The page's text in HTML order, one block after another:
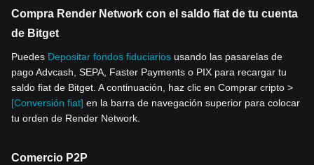
Compra Render Network con el saldo fiat de tu cuenta
de Bitget
Puedes Depositar fondos fiduciarios usando las pasarelas de
pago Advcash, SEPA, Faster Payments o PIX para recargar tu
saldo fiat de Bitget. A continuación, haz clic en Comprar cripto >
[Conversión fiat] en la barra de navegación superior para colocar
tu orden de Render Network.
Comercio P2P